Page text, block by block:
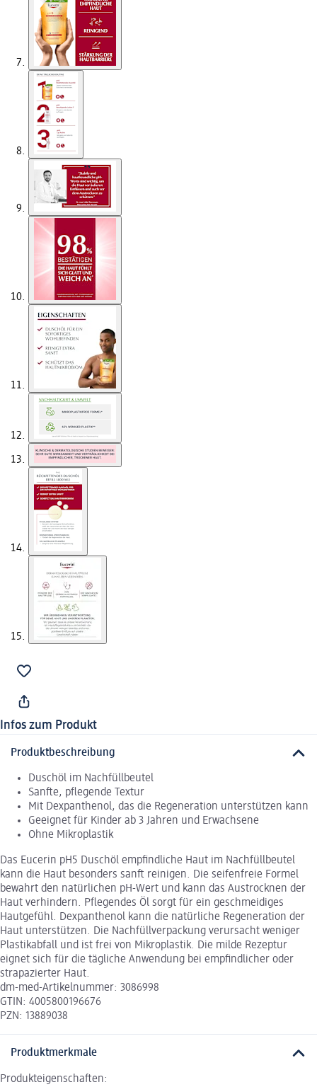
Infos zum Produkt
Produktbeschreibung
Duschöl im Nachfüllbeutel
Sanfte, pflegende Textur
Mit Dexpanthenol, das die Regeneration unterstützen kann
Geeignet für Kinder ab 3 Jahren und Erwachsene
Ohne Mikroplastik
Das Eucerin pH5 Duschöl empfindliche Haut im Nachfüllbeutel
kann die Haut besonders sanft reinigen. Die seifenfreie Formel
bewahrt den natürlichen pH-Wert und kann das Austrocknen der
Haut verhindern. Pflegendes Öl sorgt für ein geschmeidiges
Hautgefühl. Dexpanthenol kann die natürliche Regeneration der
Haut unterstützen. Die Nachfüllverpackung verursacht weniger
Plastikabfall und ist frei von Mikroplastik. Die milde Rezeptur
eignet sich für die tägliche Anwendung bei empfindlicher oder
strapazierter Haut.
dm-med-Artikelnummer: 3086998
GTIN: 4005800196676
PZN: 13889038
Produktmerkmale
Produkteigenschaften: